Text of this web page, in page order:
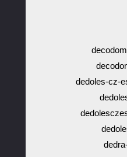
dedoles-cz-